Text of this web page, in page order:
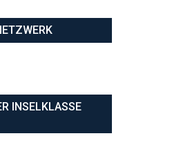
INSELKLASSE